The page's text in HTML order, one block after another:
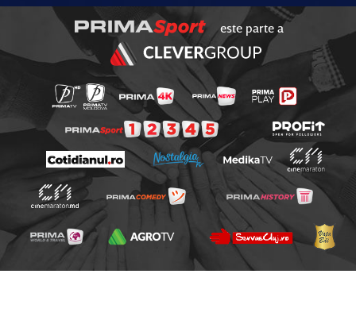
este parte a